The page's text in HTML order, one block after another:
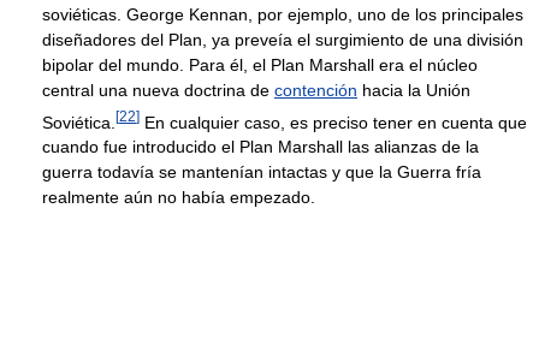
soviéticas. George Kennan, por ejemplo, uno de los principales
diseñadores del Plan, ya preveía el surgimiento de una división
bipolar del mundo. Para él, el Plan Marshall era el núcleo
central una nueva doctrina de contención hacia la Unión
Soviética. [22] En cualquier caso, es preciso tener en cuenta que
cuando fue introducido el Plan Marshall las alianzas de la
guerra todavía se mantenían intactas y que la Guerra fría
realmente aún no había empezado.